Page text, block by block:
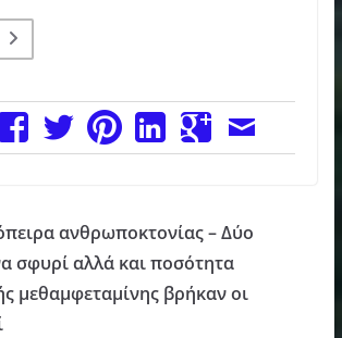
ανθρωποκτονίας – Δύο
σφυρί αλλά και ποσότητα
μεθαμφεταμίνης βρήκαν οι